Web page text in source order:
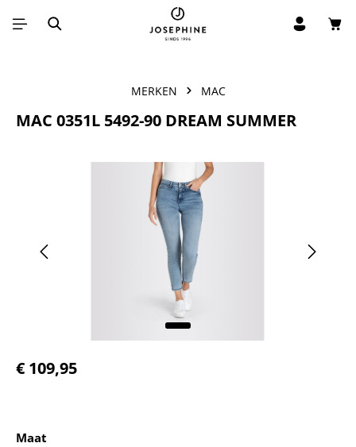
Ga naar de hoofdinhoud
MERKEN MAC
MAC 0351L 5492-90 DREAM SUMMER
Afbeeldingengalerij overslaan
Normale prijs:
€ 109,95
Selecteer
Maat